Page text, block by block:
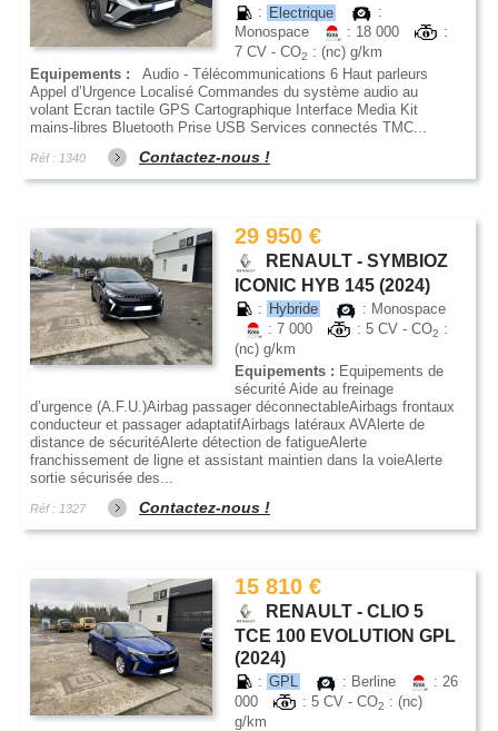
: Electrique
:
Monospace
: 18 000
:
7 CV - CO2 : (nc) g/km
Equipements :
Audio - Télécommunications 6 Haut parleurs
Appel d’Urgence Localisé Commandes du système audio au
volant Ecran tactile GPS Cartographique Interface Media Kit
mains-libres Bluetooth Prise USB Services connectés TMC...
Réf : 1340 Contactez-nous !
29 950 €
RENAULT - SYMBIOZ
ICONIC HYB 145 (2024)
: Hybride
: Monospace
: 7 000
: 5 CV - CO2 :
(nc) g/km
Equipements : Equipements de
sécurité Aide au freinage
d’urgence (A.F.U.)Airbag passager déconnectableAirbags frontaux
conducteur et passager adaptatifAirbags latéraux AVAlerte de
distance de sécuritéAlerte détection de fatigueAlerte
franchissement de ligne et assistant maintien dans la voieAlerte
sortie sécurisée des...
Réf : 1327 Contactez-nous !
15 810 €
RENAULT - CLIO 5
TCE 100 EVOLUTION GPL
(2024)
: GPL : Berline
: 26
000
: 5 CV - CO2 : (nc)
g/km